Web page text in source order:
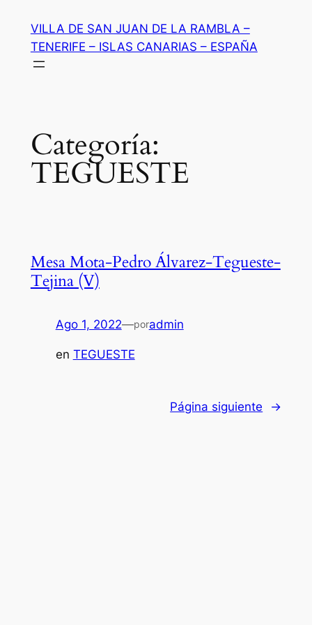
contenido
VILLA DE SAN JUAN DE LA RAMBLA –
TENERIFE – ISLAS CANARIAS – ESPAÑA
Categoría:
TEGUESTE
Mesa Mota-Pedro Álvarez-Tegueste-
Tejina (V)
Ago 1, 2022—poradmin
en TEGUESTE
Página siguiente →